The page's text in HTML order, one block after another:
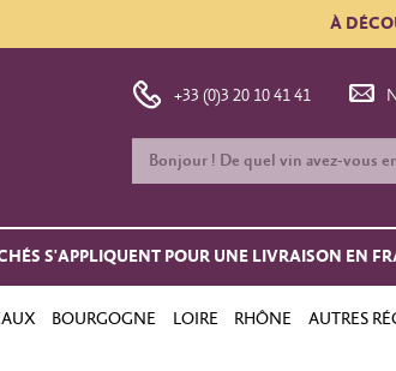
À
+33 (0)3 20 10 41 41
S'APPLIQUENT POUR UNE LIVRAISON EN
BOURGOGNE LOIRE RHÔNE AUTRES